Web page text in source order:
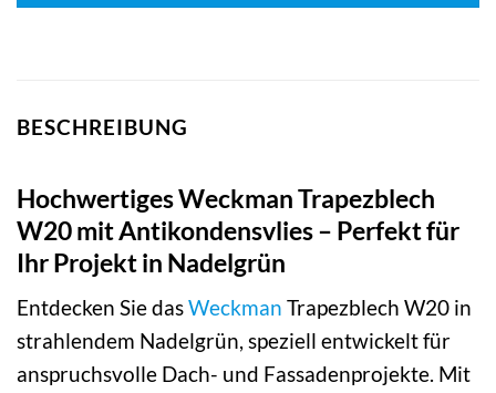
BESCHREIBUNG
Hochwertiges Weckman Trapezblech
W20 mit Antikondensvlies – Perfekt für
Ihr Projekt in Nadelgrün
Entdecken Sie dasWeckman Trapezblech W20 in
strahlendem Nadelgrün, speziell entwickelt für
anspruchsvolle Dach- und Fassadenprojekte. Mit